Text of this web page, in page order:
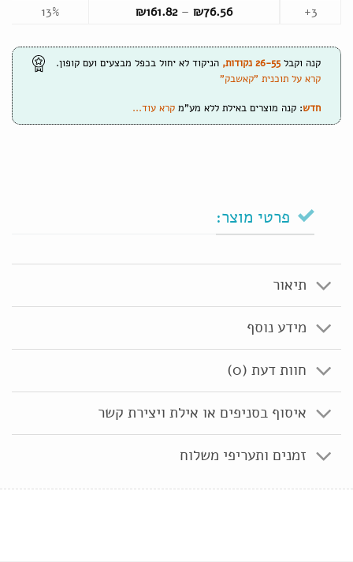
⁦₪167.40⁩
3+
₪76.56
–
₪161.82 טווח
עד
13%
קנה וקבל26-55 נקודות, הניקוד לא יחול בכפל מבצעים ועם קופון.
קרא על תוכנית "קאשבק"
חדש: קנה מוצרים באילת ללא מע"מ קרא עוד...
פרטי מוצר:
תיאור
מידע נוסף
חוות דעת (0)
איסוף בסניפים או אילת ויצירת קשר
זמנים ותעריפי משלוח